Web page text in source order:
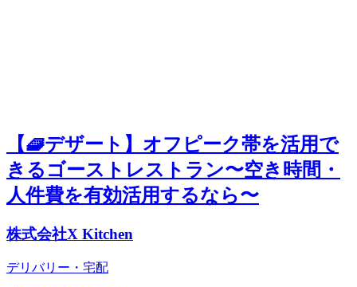
【🧇デザート】オフピーク帯を活用で
きるゴーストレストラン〜空き時間・
人件費を有効活用するなら〜
株式会社X Kitchen
デリバリー・宅配